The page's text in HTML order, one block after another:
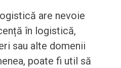
are nevoie
în logistică,
sau alte domenii
poate fi util să